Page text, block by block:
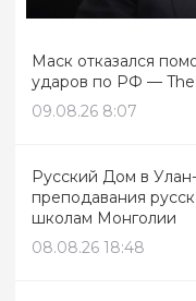
Маск отказался
ударов по РФ —
09.08.26 8:07
Русский Дом в
преподавания
школам Монголии
08.08.26 18:48